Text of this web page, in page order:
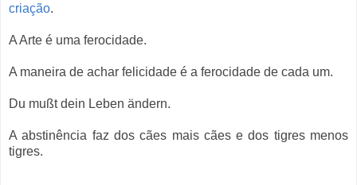
criação.
A Arte é uma ferocidade.
A maneira de achar felicidade é a ferocidade de cada um.
Du mußt dein Leben ändern.
A abstinência faz dos cães mais cães e dos tigres menos
tigres.